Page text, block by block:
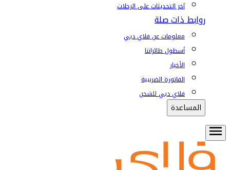
آخر التحديثات على الرحلات
روابط ذات صلة
معلومات عن فلاي دبي
أسطول طائراتنا
الأخبار
الفاتورة الضريبية
فلاي دبي للشحن
المساعدة